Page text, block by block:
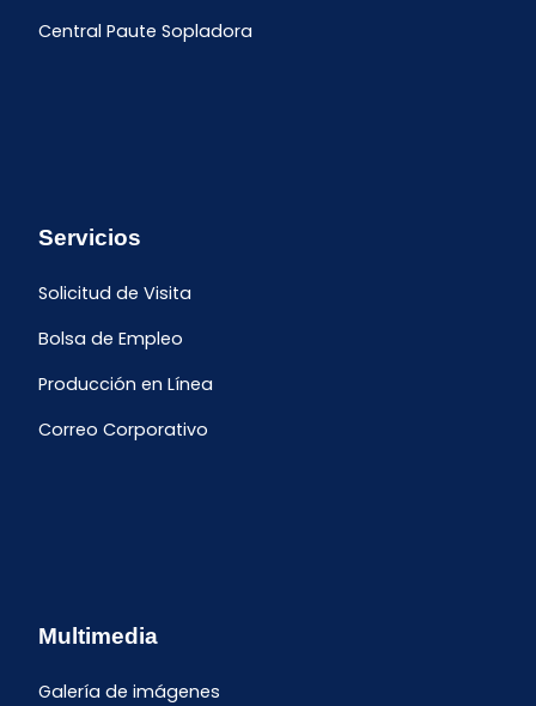
Central Paute Sopladora
Servicios
Solicitud de Visita
Bolsa de Empleo
Producción en Línea
Correo Corporativo
Multimedia
Galería de imágenes